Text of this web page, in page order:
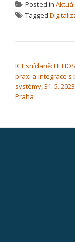
Posted in
Tagged
ICT snídaně:
praxi a integrace s
systémy, 31. 5.
Praha